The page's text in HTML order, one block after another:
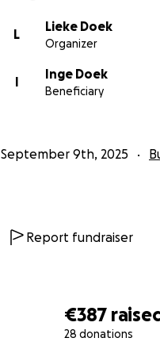
€387
28 donations
L
Lieke Doek
Organizer
I
Inge Doek
Beneficiary
September 9th, 2025
Report fundraiser